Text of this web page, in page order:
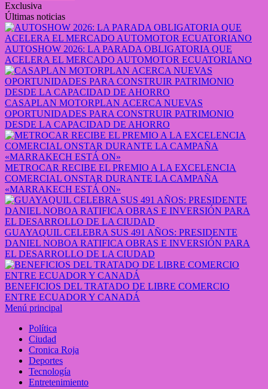
Exclusiva
Últimas noticias
AUTOSHOW 2026: LA PARADA OBLIGATORIA QUE
ACELERA EL MERCADO AUTOMOTOR ECUATORIANO
CASAPLAN MOTORPLAN ACERCA NUEVAS
OPORTUNIDADES PARA CONSTRUIR PATRIMONIO
DESDE LA CAPACIDAD DE AHORRO
METROCAR RECIBE EL PREMIO A LA EXCELENCIA
COMERCIAL ONSTAR DURANTE LA CAMPAÑA
«MARRAKECH ESTÁ ON»
GUAYAQUIL CELEBRA SUS 491 AÑOS: PRESIDENTE
DANIEL NOBOA RATIFICA OBRAS E INVERSIÓN PARA
EL DESARROLLO DE LA CIUDAD
BENEFICIOS DEL TRATADO DE LIBRE COMERCIO
ENTRE ECUADOR Y CANADÁ
Menú principal
Política
Ciudad
Cronica Roja
Deportes
Tecnología
Entretenimiento